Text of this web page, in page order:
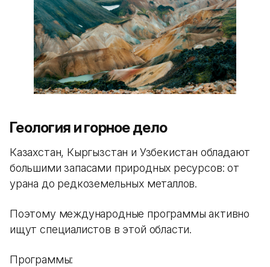
Геология и горное дело
Казахстан, Кыргызстан и Узбекистан обладают
большими запасами природных ресурсов: от
урана до редкоземельных металлов.
Поэтому международные программы активно
ищут специалистов в этой области.
Программы: